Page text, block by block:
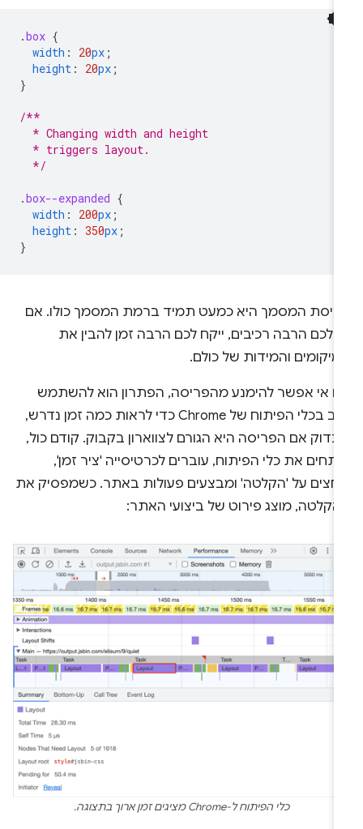
. box
width: 20
height: 20
/**
  * Changing width and height
  * triggers layout.
  */
.box--expanded
width: 200
height: 350
המסמך היא כמעט תמיד ברמת המסמך כולו. אם
לכם הרבה רכיבים, ייקח לכם הרבה זמן להבין את
והמידות של כולם.
אי אפשר להימנע מהפריסה, הפתרון הוא להשתמש
שוב בכלי הפיתוח של Chrome כדי לראות כמה זמן נדרש,
אם הפריסה היא הגורם לצווארון בקבוק. קודם כול,
את כלי הפיתוח, עוברים לכרטיסייה 'ציר זמן',
על 'הקלטה' ומבצעים פעולות באתר. כשמפסיק את
מוצג פירוט של ביצועי האתר:
כלי הפיתוח ל-Chrome מציגים זמן ארוך בתצוגה.